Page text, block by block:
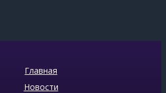
Главная
Новости